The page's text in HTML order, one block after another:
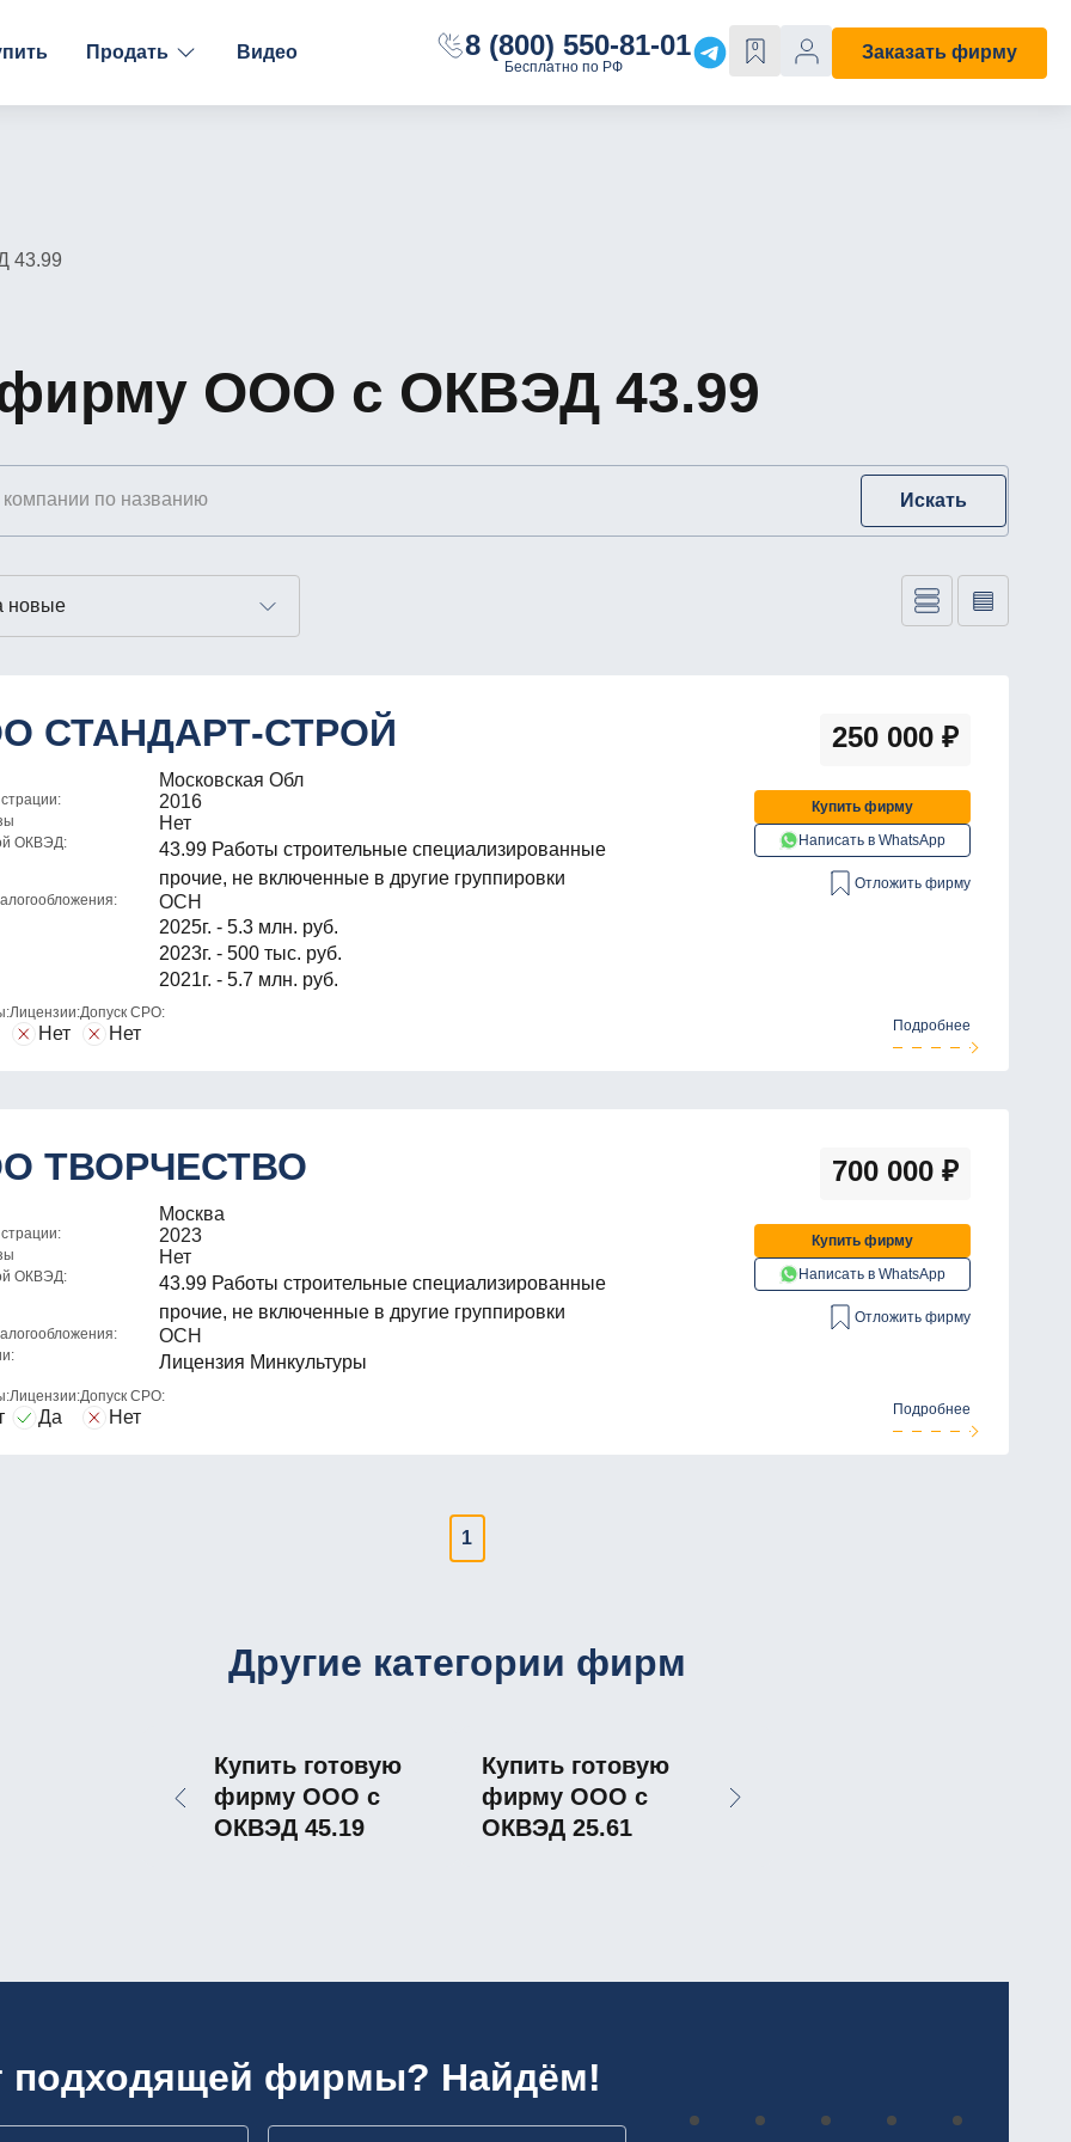
Продать
С расчётным счётом
Видео 8 (800) 550-81-01
Бесплатно по РФ
0 Заказать фирму
43.99
фирму ООО с ОКВЭД 43.99
Искать
СТАНДАРТ-СТРОЙ 250 000 ₽
Московская Обл
2016
Нет
ОКВЭД:
43.99 Работы строительные специализированные
прочие, не включенные в другие группировки
ОСН
2025г. - 5.3 млн. руб.
2023г. - 500 тыс. руб.
2021г. - 5.7 млн. руб.
Лицензии:
Нет
Допуск СРО:
Нет
Купить фирму
Написать в WhatsApp
Отложить фирму
Подробнее
ТВОРЧЕСТВО 700 000 ₽
Москва
2023
Нет
ОКВЭД:
43.99 Работы строительные специализированные
прочие, не включенные в другие группировки
ОСН
Лицензия Минкультуры
Лицензии:
Да
Допуск СРО:
Нет
Купить фирму
Написать в WhatsApp
Отложить фирму
Подробнее
1
Другие категории фирм
Купить готовую
фирму ООО с
ОКВЭД 45.19
Купить готовую
фирму ООО с
ОКВЭД 25.61
подходящей фирмы? Найдём!